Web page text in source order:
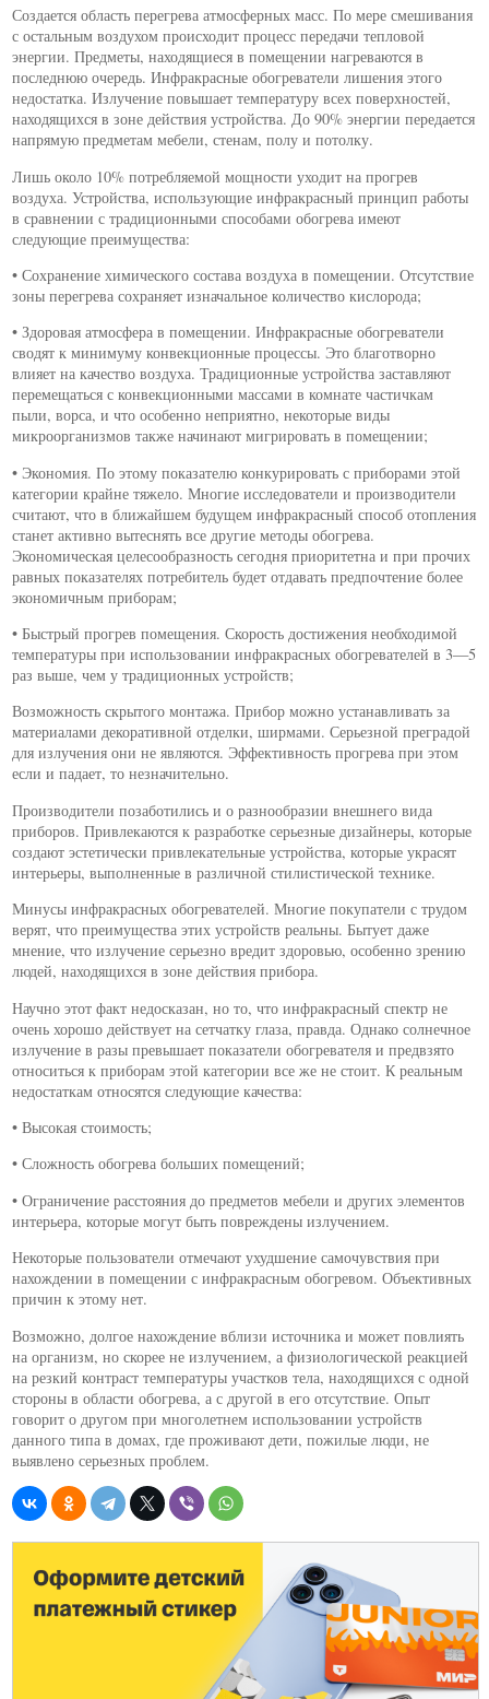
Создается область перегрева атмосферных масс. По мере смешивания
с остальным воздухом происходит процесс передачи тепловой
энергии. Предметы, находящиеся в помещении нагреваются в
последнюю очередь. Инфракрасные обогреватели лишения этого
недостатка. Излучение повышает температуру всех поверхностей,
находящихся в зоне действия устройства. До 90% энергии передается
напрямую предметам мебели, стенам, полу и потолку.
Лишь около 10% потребляемой мощности уходит на прогрев
воздуха. Устройства, использующие инфракрасный принцип работы
в сравнении с традиционными способами обогрева имеют
следующие преимущества:
• Сохранение химического состава воздуха в помещении. Отсутствие
зоны перегрева сохраняет изначальное количество кислорода;
• Здоровая атмосфера в помещении. Инфракрасные обогреватели
сводят к минимуму конвекционные процессы. Это благотворно
влияет на качество воздуха. Традиционные устройства заставляют
перемещаться с конвекционными массами в комнате частичкам
пыли, ворса, и что особенно неприятно, некоторые виды
микроорганизмов также начинают мигрировать в помещении;
• Экономия. По этому показателю конкурировать с приборами этой
категории крайне тяжело. Многие исследователи и производители
считают, что в ближайшем будущем инфракрасный способ отопления
станет активно вытеснять все другие методы обогрева.
Экономическая целесообразность сегодня приоритетна и при прочих
равных показателях потребитель будет отдавать предпочтение более
экономичным приборам;
• Быстрый прогрев помещения. Скорость достижения необходимой
температуры при использовании инфракрасных обогревателей в 3—5
раз выше, чем у традиционных устройств;
Возможность скрытого монтажа. Прибор можно устанавливать за
материалами декоративной отделки, ширмами. Серьезной преградой
для излучения они не являются. Эффективность прогрева при этом
если и падает, то незначительно.
Производители позаботились и о разнообразии внешнего вида
приборов. Привлекаются к разработке серьезные дизайнеры, которые
создают эстетически привлекательные устройства, которые украсят
интерьеры, выполненные в различной стилистической технике.
Минусы инфракрасных обогревателей. Многие покупатели с трудом
верят, что преимущества этих устройств реальны. Бытует даже
мнение, что излучение серьезно вредит здоровью, особенно зрению
людей, находящихся в зоне действия прибора.
Научно этот факт недосказан, но то, что инфракрасный спектр не
очень хорошо действует на сетчатку глаза, правда. Однако солнечное
излучение в разы превышает показатели обогревателя и предвзято
относиться к приборам этой категории все же не стоит. К реальным
недостаткам относятся следующие качества:
• Высокая стоимость;
• Сложность обогрева больших помещений;
• Ограничение расстояния до предметов мебели и других элементов
интерьера, которые могут быть повреждены излучением.
Некоторые пользователи отмечают ухудшение самочувствия при
нахождении в помещении с инфракрасным обогревом. Объективных
причин к этому нет.
Возможно, долгое нахождение вблизи источника и может повлиять
на организм, но скорее не излучением, а физиологической реакцией
на резкий контраст температуры участков тела, находящихся с одной
стороны в области обогрева, а с другой в его отсутствие. Опыт
говорит о другом при многолетнем использовании устройств
данного типа в домах, где проживают дети, пожилые люди, не
выявлено серьезных проблем.